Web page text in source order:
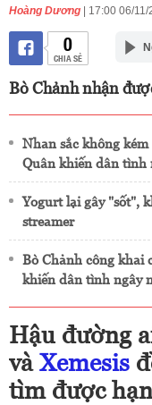
Hoàng Dương | 17:00 06/
0
CHIA SẺ
Bò Chảnh nhận
Nhan sắc không
Quân khiến dân tình
Yogurt lại gây "sốt",
streamer
Bò Chảnh công khai
khiến dân tình ngây
Hậu đường
vàXemesis
tìm được